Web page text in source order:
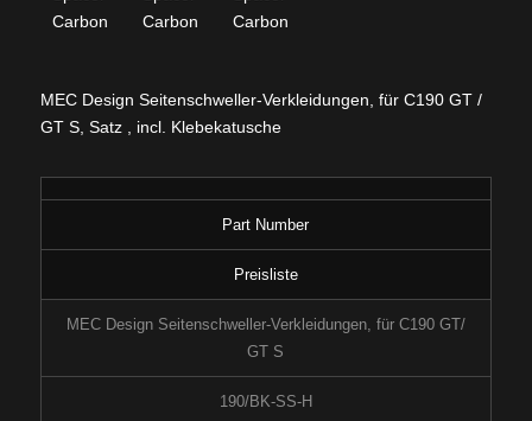
MEC Design Seitenschweller-Verkleidungen, für C190 GT /
GT S, Satz , incl. Klebekatusche
Part Number
Preisliste
MEC Design Seitenschweller-Verkleidungen, für C190 GT/
GT S
190/BK-SS-H